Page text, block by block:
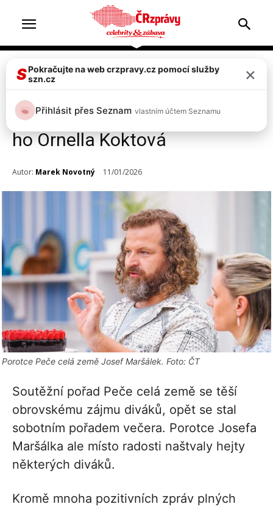
Celebrity Televize & zábava
Josef Maršálek schytal hejty
za Peče celá země. Zastala se
ho Ornella Koktová
Autor: Marek Novotný 11/01/2026
Porotce Peče celá země Josef Maršálek. Foto: ČT
Soutěžní pořad Peče celá země se těší
obrovskému zájmu diváků, opět se stal
sobotním pořadem večera. Porotce Josefa
Maršálka ale místo radosti naštvaly hejty
některých diváků.
Kromě mnoha pozitivních zpráv plných
SPokračujte na web crzpravy.cz pomocí služby
szn.cz
×
Přihlásit přes Seznam vlastním účtem Seznamu